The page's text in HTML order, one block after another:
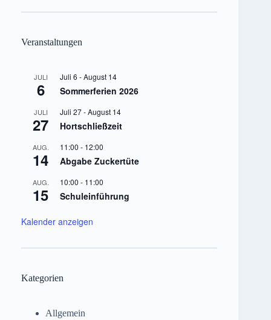
Veranstaltungen
JULI
6
Juli 6 -August 14
Sommerferien 2026
JULI
27
Juli 27-August 14
Hortschließzeit
AUG.
14
11:00 - 12:00
Abgabe Zuckertüte
AUG.
15
10:00 - 11:00
Schuleinführung
Kalender anzeigen
Kategorien
Allgemein